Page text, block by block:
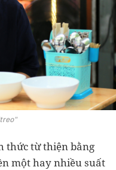
thức từ thiện bằng
một hay nhiều suất